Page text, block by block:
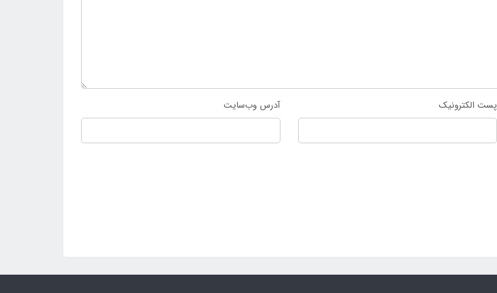
پست الکترونیک آدرس وب‌سایت